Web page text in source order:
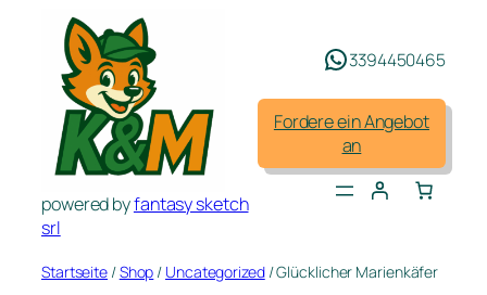
springen
powered byfantasy sketch
srl
3394450465
Fordere ein Angebot
an
Startseite /Shop / Uncategorized/ Glücklicher Marienkäfer